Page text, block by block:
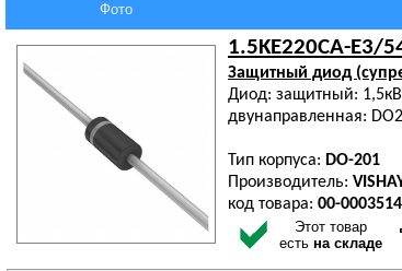
Фото
1.5KE220CA-E3/
Защитный диод
Диод: защитный:
двунаправленная:
Тип корпуса: DO-201
Производитель:
код товара: 00-
Этот товар
есть на складе